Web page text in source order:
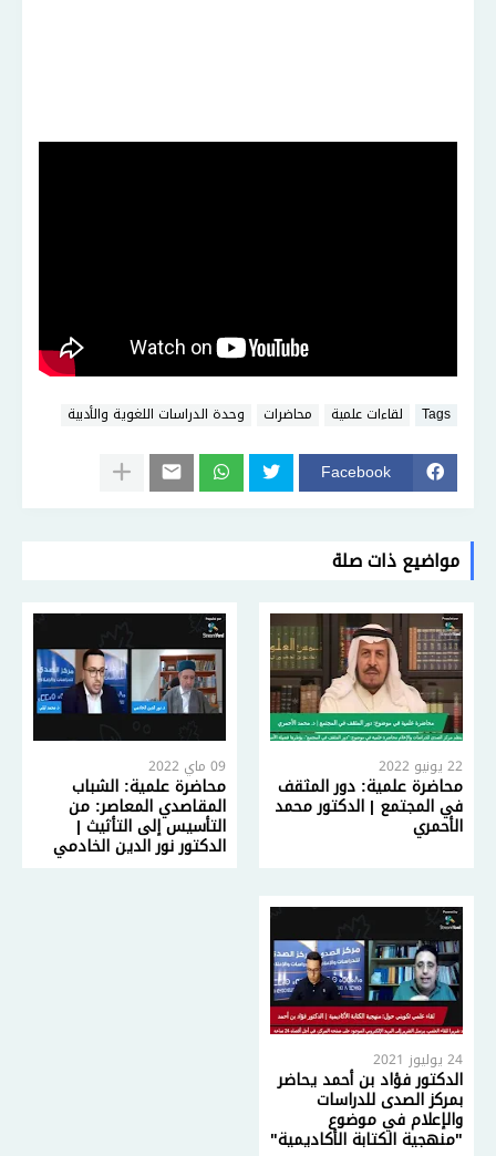
Tags لقاءات علمية محاضرات وحدة الدراسات اللغوية والأدبية
Facebook
مواضيع ذات صلة
22 يونيو 2022
محاضرة علمية: دور المثقف
في المجتمع | الدكتور محمد
الأحمري
09 ماي 2022
محاضرة علمية: الشباب
المقاصدي المعاصر: من
التأسيس إلى التأثيث |
الدكتور نور الدين الخادمي
24 يوليوز 2021
الدكتور فؤاد بن أحمد يحاضر
بمركز الصدى للدراسات
والإعلام في موضوع
"منهجية الكتابة الأكاديمية"